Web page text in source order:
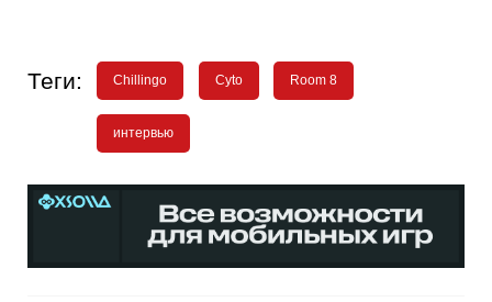
Теги: Chillingo Cyto Room 8
интервью